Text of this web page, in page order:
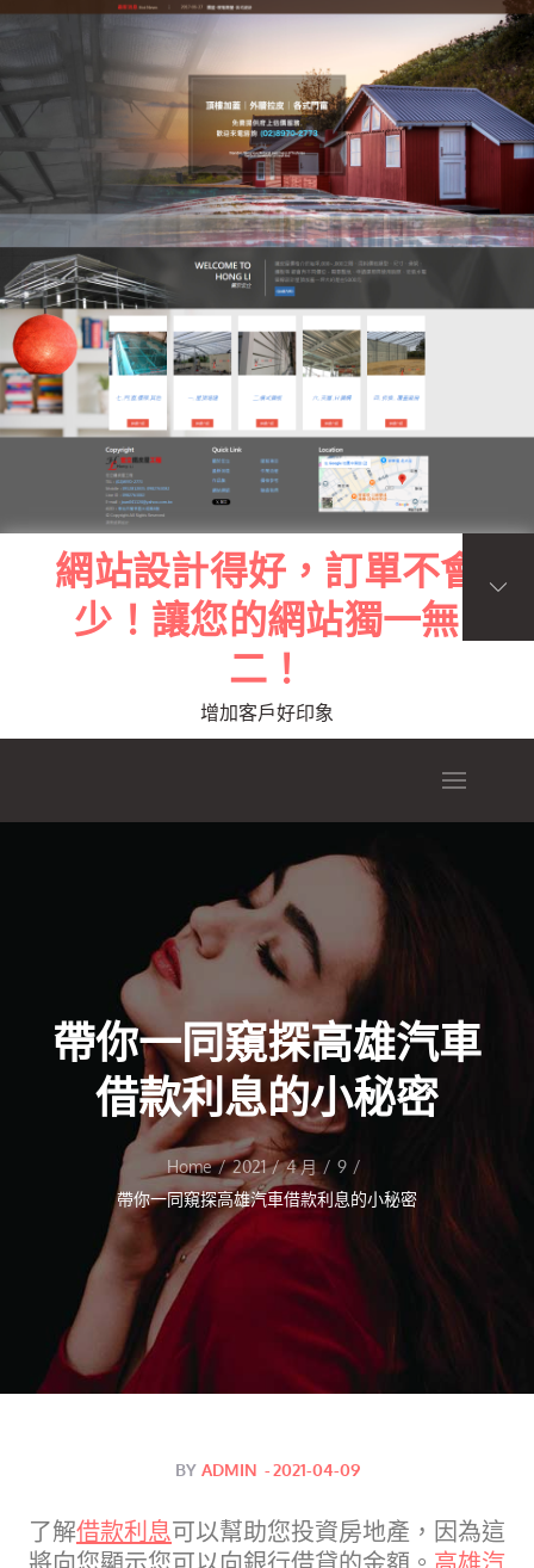
Skip
to
content
網站設計得好，訂單不會
少！讓您的網站獨一無
二！
增加客戶好印象
帶你一同窺探高雄汽車
借款利息的小秘密
Home 2021 4 月
9
帶你一同窺探高雄汽車借款利息的小秘密
BY ADMINPosted
2021-04-09
了解借款利息可以幫助您投資房地產，因為這